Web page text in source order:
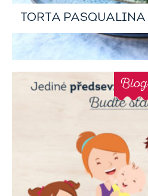
TORTA PASQUALINA
Blog